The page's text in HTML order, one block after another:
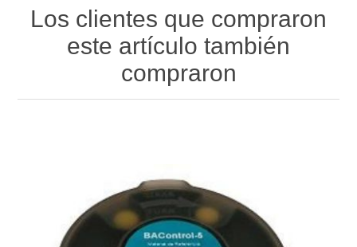
Los clientes que compraron
este artículo también
compraron